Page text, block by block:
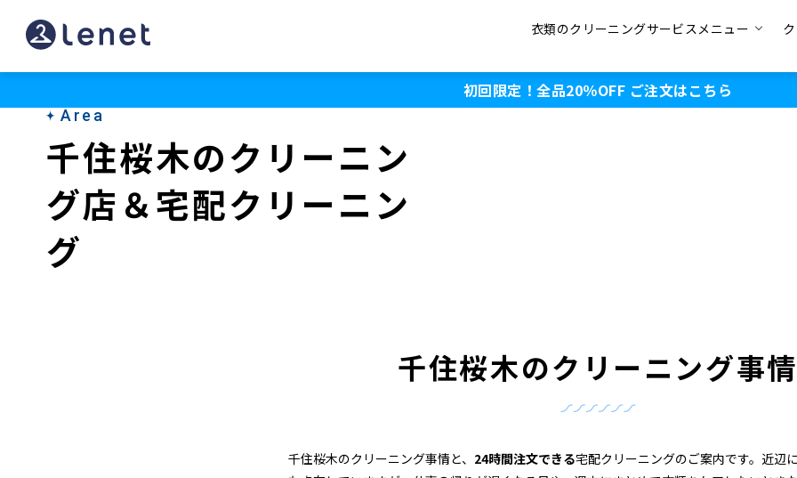
千
住
衣類のクリーニングサービスメニュー
初回限定！全品20％OFF ご注文はこちら
Area
千住桜木のクリーニン
グ店＆宅配クリーニン
グ
千住桜木のクリーニング事情
千住桜木のクリーニング事情と、 24時間注文できる宅配クリーニングのご案内です。近辺